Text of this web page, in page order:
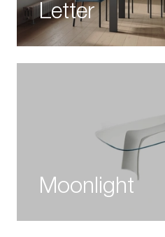
Letter
Moonlight